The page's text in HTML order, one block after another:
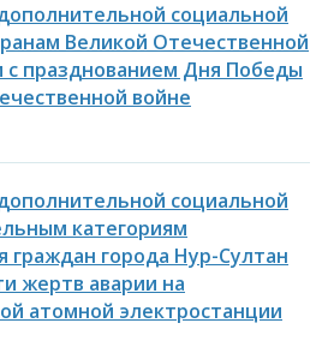
социальной
Великой Отечественной
с празднованием Дня Победы
войне
социальной
категориям
города Нур-Султан
жертв аварии на
атомной электростанции